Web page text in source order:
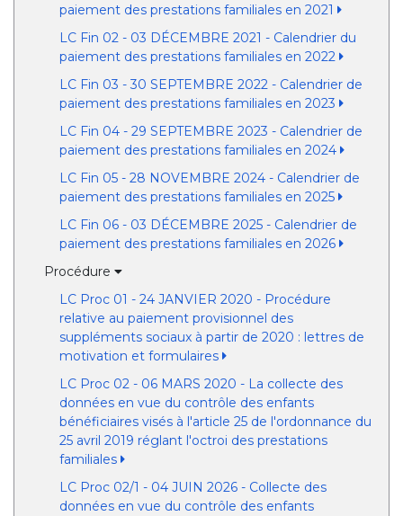
paiement des prestations familiales en 2021
LC Fin 02 - 03 DÉCEMBRE 2021 - Calendrier du
paiement des prestations familiales en 2022
LC Fin 03 - 30 SEPTEMBRE 2022 - Calendrier de
paiement des prestations familiales en 2023
LC Fin 04 - 29 SEPTEMBRE 2023 - Calendrier de
paiement des prestations familiales en 2024
LC Fin 05 - 28 NOVEMBRE 2024 - Calendrier de
paiement des prestations familiales en 2025
LC Fin 06 - 03 DÉCEMBRE 2025 - Calendrier de
paiement des prestations familiales en 2026
Procédure
LC Proc 01 - 24 JANVIER 2020 - Procédure
relative au paiement provisionnel des
suppléments sociaux à partir de 2020 : lettres de
motivation et formulaires
LC Proc 02 - 06 MARS 2020 - La collecte des
données en vue du contrôle des enfants
bénéficiaires visés à l'article 25 de l'ordonnance du
25 avril 2019 réglant l'octroi des prestations
familiales
LC Proc 02/1 - 04 JUIN 2026 - Collecte des
données en vue du contrôle des enfants